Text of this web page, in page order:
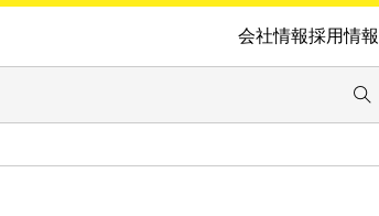
会社情報採用情報